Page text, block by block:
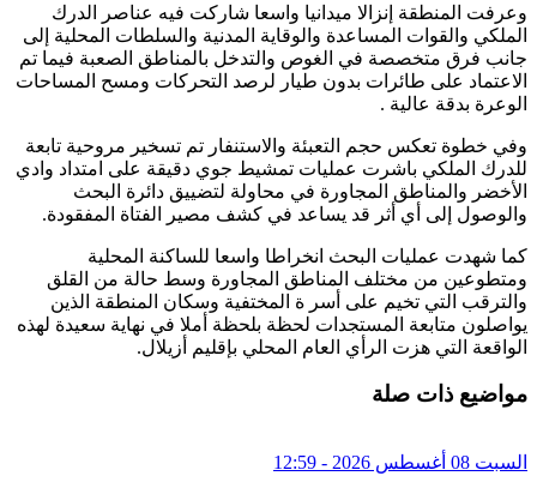
وعرفت المنطقة إنزالا ميدانيا واسعا شاركت فيه عناصر الدرك
الملكي والقوات المساعدة والوقاية المدنية والسلطات المحلية إلى
جانب فرق متخصصة في الغوص والتدخل بالمناطق الصعبة فيما تم
الاعتماد على طائرات بدون طيار لرصد التحركات ومسح المساحات
الوعرة بدقة عالية .
وفي خطوة تعكس حجم التعبئة والاستنفار تم تسخير مروحية تابعة
للدرك الملكي باشرت عمليات تمشيط جوي دقيقة على امتداد وادي
الأخضر والمناطق المجاورة في محاولة لتضييق دائرة البحث
والوصول إلى أي أثر قد يساعد في كشف مصير الفتاة المفقودة.
كما شهدت عمليات البحث انخراطا واسعا للساكنة المحلية
ومتطوعين من مختلف المناطق المجاورة وسط حالة من القلق
والترقب التي تخيم على أسر ة المختفية وسكان المنطقة الذين
يواصلون متابعة المستجدات لحظة بلحظة أملا في نهاية سعيدة لهذه
الواقعة التي هزت الرأي العام المحلي بإقليم أزيلال.
مواضيع ذات صلة
السبت 08 أغسطس 2026 - 12:59